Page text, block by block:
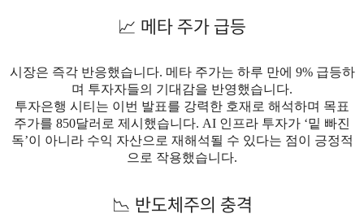
📈 메타 주가 급등
시장은 즉각 반응했습니다. 메타 주가는 하루 만에 9% 급등하
며 투자자들의 기대감을 반영했습니다.
투자은행 시티는 이번 발표를 강력한 호재로 해석하며 목표
주가를 850달러로 제시했습니다. AI 인프라 투자가 ‘밑 빠진
독’이 아니라 수익 자산으로 재해석될 수 있다는 점이 긍정적
으로 작용했습니다.
📉 반도체주의 충격